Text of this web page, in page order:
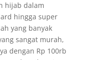
hijab dalam
hingga super
yang banyak
sangat murah,
dengan Rp 100rb